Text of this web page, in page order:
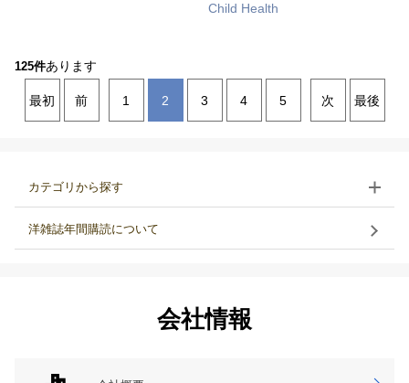
Child Health
125件あります
最初 前 1 2 3 4 5 次 最後
カテゴリから探す
洋雑誌年間購読について
会社情報